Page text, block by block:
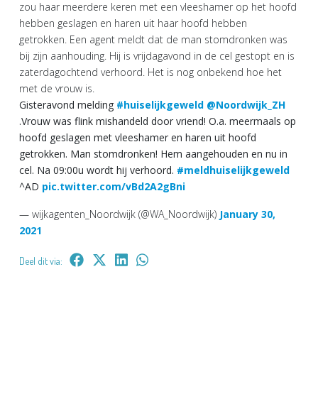
zou haar meerdere keren met een vleeshamer op het hoofd
hebben geslagen en haren uit haar hoofd hebben
getrokken. Een agent meldt dat de man stomdronken was
bij zijn aanhouding. Hij is vrijdagavond in de cel gestopt en is
zaterdagochtend verhoord. Het is nog onbekend hoe het
met de vrouw is.
Gisteravond melding #huiselijkgeweld @Noordwijk_ZH
.Vrouw was flink mishandeld door vriend! O.a. meermaals op
hoofd geslagen met vleeshamer en haren uit hoofd
getrokken. Man stomdronken! Hem aangehouden en nu in
cel. Na 09:00u wordt hij verhoord. #meldhuiselijkgeweld
^AD pic.twitter.com/vBd2A2gBni
— wijkagenten_Noordwijk (@WA_Noordwijk) January 30,
2021
Deel dit via: